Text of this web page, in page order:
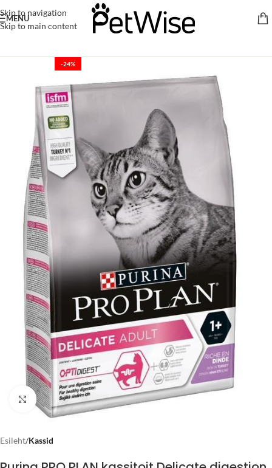
Skip to navigation
Skip to main content
MENU
-24%
Click to enlarge
Esileht Kassid